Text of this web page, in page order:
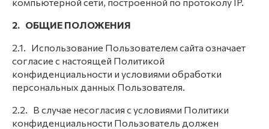
2. ОБЩИЕ ПОЛОЖЕНИЯ
2.1. Использование Пользователем сайта означает
согласие с настоящей Политикой
конфиденциальности и условиями обработки
персональных данных Пользователя.
2.2. В случае несогласия с условиями Политики
конфиденциальности Пользователь должен